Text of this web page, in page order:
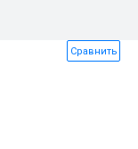
Сравнить